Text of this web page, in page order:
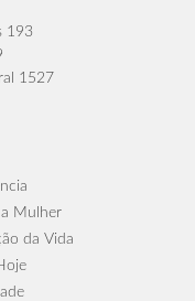
193
1527
Mulher
da Vida